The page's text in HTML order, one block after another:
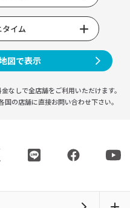
イム
図で表示
なしで全店舗をご利用いただけます。
国の店舗に直接お問い合わせ下さい。